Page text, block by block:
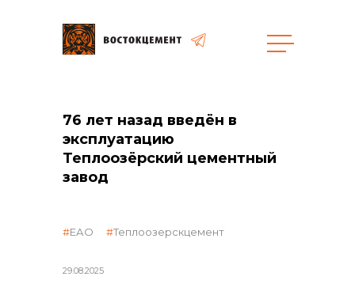
Закупки
общая информация
объявленные закупки
76 лет назад введён в
эксплуатацию
Теплоозёрский цементный
завод
29.08.2025
ЕАО Теплоозерскцемент